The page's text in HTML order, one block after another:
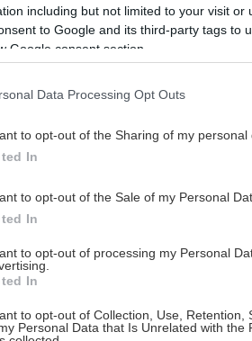
including but not limited to your visit
to Google and its third-party tags to
Google consent section.
Data Processing Opt Outs
to opt-out of the Sharing of my personal
In
to opt-out of the Sale of my Personal
In
to opt-out of processing my Personal
In
to opt-out of Collection, Use, Retention,
Personal Data that Is Unrelated with the